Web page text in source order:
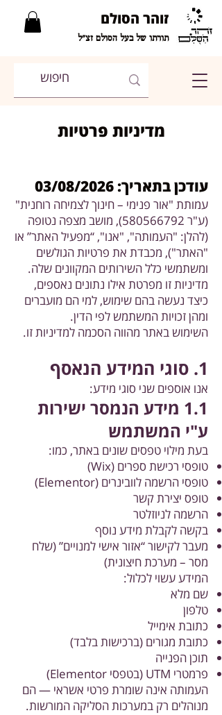
זוהר הסולם
תורתו של בעל הסולם זצ"ל
מדיניות פרטיות
עודכן בתאריך: 03/08/2026
עמותת "אור פנימי – חינוך לצמיחה רוחנית"
(ע"ר 580566792) , מושב מצפה נטופה
(להלן: "העמותה", "אנו", “מפעיל האתר” או
"האתר"), מכבדת את פרטיות הגולשים
ומשתמשי כלל השירותים המקוונים שלה.
מדיניות זו מפרטת אילו נתונים נאספים,
כיצד נעשה בהם שימוש, למי הם מועברים
ומהן זכויות המשתמש לפי הדין.
השימוש באתר מהווה הסכמה למדיניות זו.
1. סוגי המידע הנאסף
אנו אוספים שני סוגי מידע:
1.1 מידע הנמסר ישירות
ע"י המשתמש
בעת מילוי טפסים שונים באתר, כמו:
טופסי רכישת ספרים (Wix)
טופסי הרשמה לוובינרים (Elementor)
טופס יצירת קשר
הרשמה לניוזלטר
בקשה לקבלת מידע נוסף
מעבר לקישור “אזור אישי למנויים” (שלח
מסר – מערכת חיצונית)
המידע עשוי לכלול:
שם מלא
טלפון
כתובת אימייל
כתובת מגורים (ברכישות בלבד)
תוכן הפנייה
פרמטרי UTM (בטפסי Elementor)
העמותה אינה שומרת פרטי אשראי — הם
מנוהלים רק במערכות הסליקה המורשות.